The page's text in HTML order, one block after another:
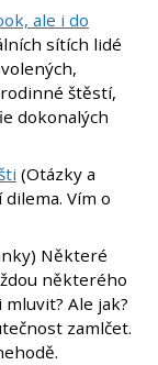
ale i do
sítích lidé
štěstí,
dokonalých
(Otázky a
Vím o
Některé
některého
Ale jak?
zamlčet.